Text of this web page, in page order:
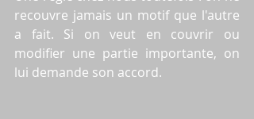
recouvre jamais un motif que l'autre
a fait. Si on veut en couvrir ou
modifier une partie importante, on
lui demande son accord.